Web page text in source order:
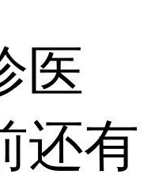
医
还有